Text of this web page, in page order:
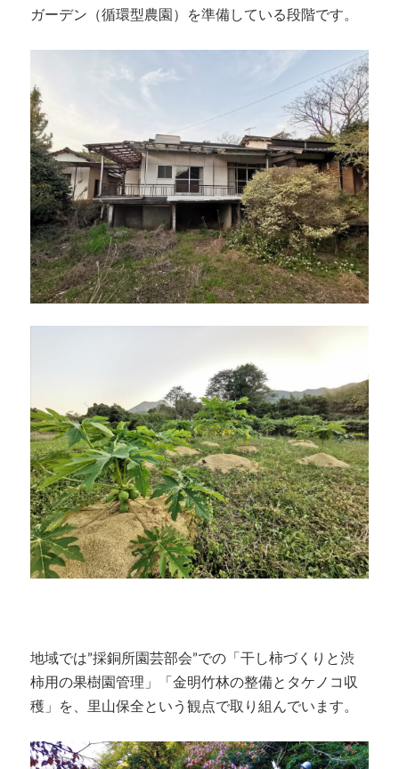
ガーデン（循環型農園）を準備している段階です。
地域では”採銅所園芸部会”での「干し柿づくりと渋
柿用の果樹園管理」「金明竹林の整備とタケノコ収
穫」を、里山保全という観点で取り組んでいます。